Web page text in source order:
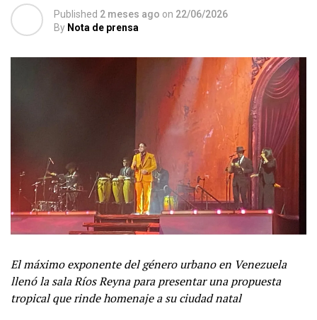
Published 2 meses ago on 22/06/2026
By Nota de prensa
El máximo exponente del género urbano en Venezuela
llenó la sala Ríos Reyna para presentar una propuesta
tropical que rinde homenaje a su ciudad natal